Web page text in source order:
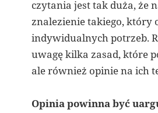
czytania jest tak duża, że
znalezienie takiego, który
indywidualnych potrzeb.
uwagę kilka zasad, które
ale również opinie na ich
Opinia powinna być